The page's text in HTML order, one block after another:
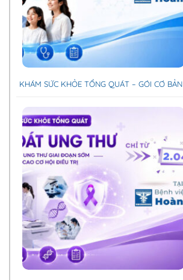
KHÁM SỨC KHỎE TỔNG QUÁT – GÓI CƠ BẢN